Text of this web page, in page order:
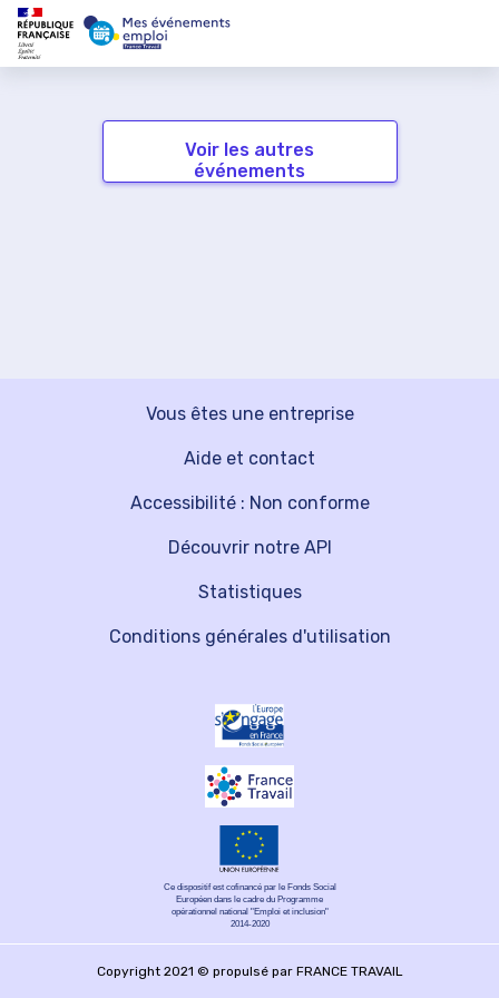
Voir les autres
événements
Vous êtes une entreprise
Découvrir notre API
Aide et contact
Statistiques
Accessibilité : Non conforme
Conditions générales d'utilisation
Ce dispositif est cofinancé par le Fonds Social
Européen dans le cadre du Programme
opérationnel national "Emploi et inclusion"
2014-2020
Copyright 2021 © propulsé par FRANCE TRAVAIL